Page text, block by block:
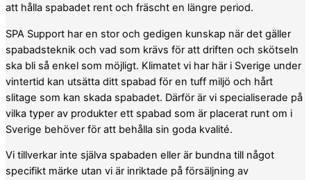
att hålla spabadet rent och fräscht en längre period.
SPA Support har en stor och gedigen kunskap när det gäller
spabadsteknik och vad som krävs för att driften och skötseln
ska bli så enkel som möjligt. Klimatet vi har här i Sverige under
vintertid kan utsätta ditt spabad för en tuff miljö och hårt
slitage som kan skada spabadet. Därför är vi specialiserade på
vilka typer av produkter ett spabad som är placerat runt om i
Sverige behöver för att behålla sin goda kvalité.
Vi tillverkar inte själva spabaden eller är bundna till något
specifikt märke utan vi är inriktade på försäljning av